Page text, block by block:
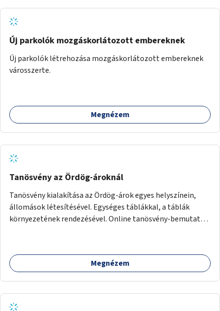
Új parkolók mozgáskorlátozott embereknek
Új parkolók létrehozása mozgáskorlátozott embereknek
városszerte.
Megnézem
Tanösvény az Ördög-ároknál
Tanösvény kialakítása az Ördög-árok egyes helyszínein,
állomások létesítésével. Egységes táblákkal, a táblák
környezetének rendezésével. Online tanösvény-bemutató
Megnézem